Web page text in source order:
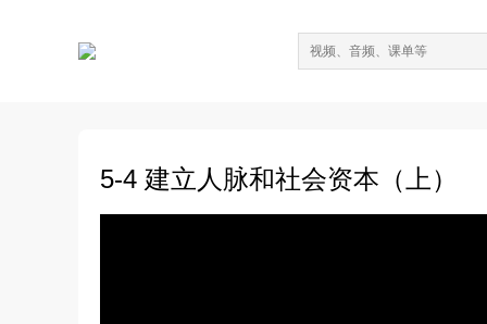
5-4 建立人脉和社会资本（上）